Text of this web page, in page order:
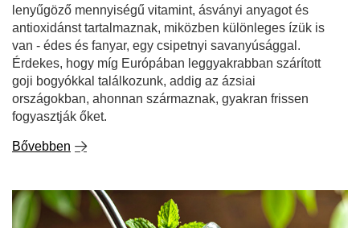
lenyűgöző mennyiségű vitamint, ásványi anyagot és
antioxidánst tartalmaznak, miközben különleges ízük is
van - édes és fanyar, egy csipetnyi savanyúsággal.
Érdekes, hogy míg Európában leggyakrabban szárított
goji bogyókkal találkozunk, addig az ázsiai
országokban, ahonnan származnak, gyakran frissen
fogyasztják őket.
Bővebben